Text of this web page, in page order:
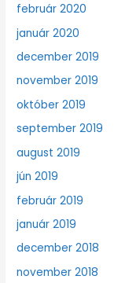
február 2020
január 2020
december 2019
november 2019
október 2019
september 2019
august 2019
jún 2019
február 2019
január 2019
december 2018
november 2018